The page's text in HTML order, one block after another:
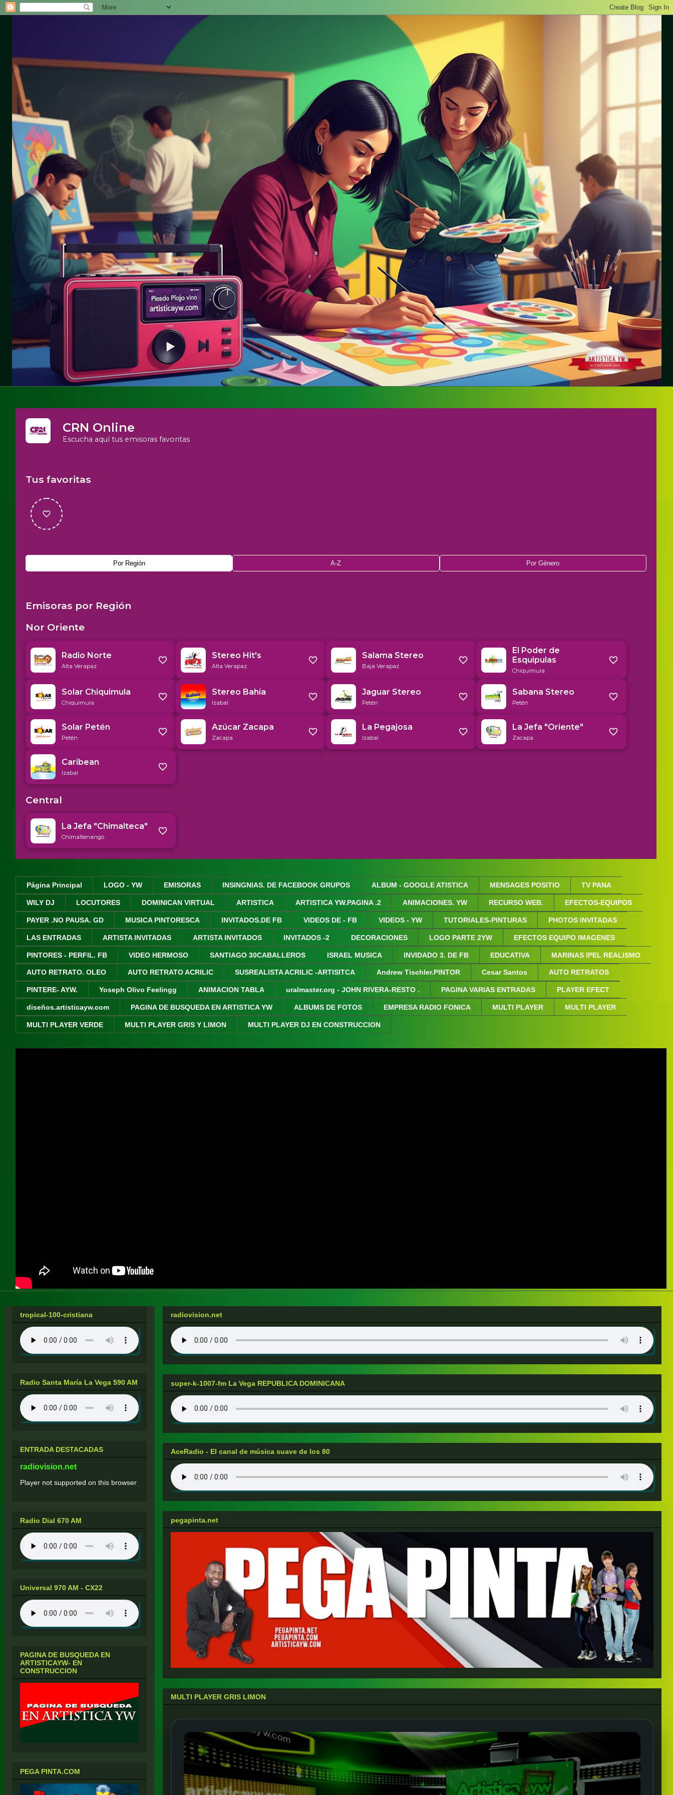
Página Principal LOGO - YW EMISORAS INSINGNIAS. DE FACEBOOK GRUPOS ALBUM - GOOGLE ATISTICA MENSAGES POSITIO TV PANA
WILY DJ LOCUTORES DOMINICAN VIRTUAL ARTISTICA ARTISTICA YW.PAGINA .2 ANIMACIONES. YW RECURSO WEB. EFECTOS-EQUIPOS
PAYER .NO PAUSA. GD MUSICA PINTORESCA INVITADOS.DE FB VIDEOS DE - FB VIDEOS - YW TUTORIALES-PINTURAS PHOTOS INVITADAS
LAS ENTRADAS ARTISTA INVITADAS ARTISTA INVITADOS INVITADOS -2 DECORACIONES LOGO PARTE 2YW EFECTOS EQUIPO IMAGENES
PINTORES - PERFIL. FB VIDEO HERMOSO SANTIAGO 30CABALLEROS ISRAEL MUSICA INVIDADO 3. DE FB EDUCATIVA MARINAS IPEL REALISMO
AUTO RETRATO. OLEO AUTO RETRATO ACRILIC SUSREALISTA ACRILIC -ARTISITCA Andrew Tischler.PINTOR Cesar Santos AUTO RETRATOS
PINTERE- AYW. Yoseph Olivo Feelingg ANIMACION TABLA uralmaster.org - JOHN RIVERA-RESTO . PAGINA VARIAS ENTRADAS PLAYER EFECT
diseños.artisticayw.com PAGINA DE BUSQUEDA EN ARTISTICA YW ALBUMS DE FOTOS EMPRESA RADIO FONICA MULTI PLAYER MULTI PLAYER
MULTI PLAYER VERDE MULTI PLAYER GRIS Y LIMON MULTI PLAYER DJ EN CONSTRUCCION
radiovision.net
super-k-1007-fm La Vega REPUBLICA DOMINICANA
AceRadio - El canal de música suave de los 80
pegapinta.net
MULTI PLAYER GRIS LIMON
tropical-100-cristiana
Radio Santa María La Vega 590 AM
ENTRADA DESTACADAS
radiovision.net
Player not supported on this browser
Radio Dial 670 AM
Universal 970 AM - CX22
PAGINA DE BUSQUEDA EN
ARTISTICAYW- EN
CONSTRUCCION
PEGA PINTA.COM